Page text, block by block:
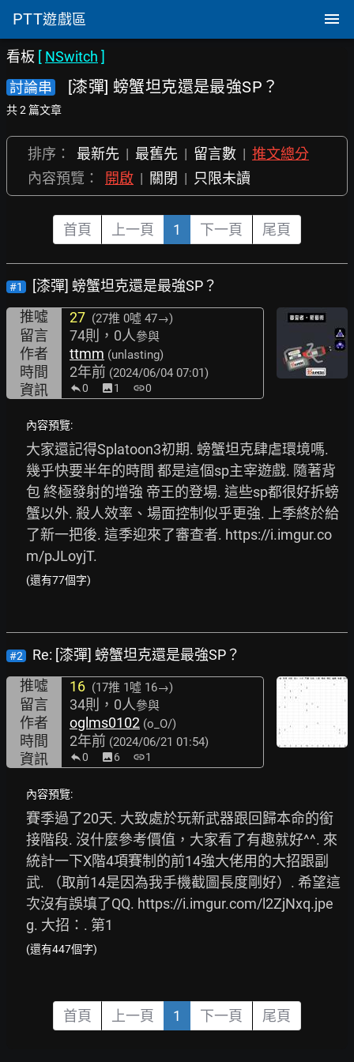
PTT遊戲區
看板 [ NSwitch ]
討論串
[漆彈] 螃蟹坦克還是最強SP？
共 2 篇文章
排序： 最新先 | 最舊先 | 留言數 | 推文總分
內容預覽：
開啟 | 關閉 | 只限未讀
首頁 上一頁 1 下一頁 尾頁
#1
[漆彈] 螃蟹坦克還是最強SP？
推噓
27 (27推 0噓 47→)
留言 74則，0人參與
作者 ttmm (unlasting)
時間 2年前 (2024/06/04 07:01)
資訊 0 image1 link0
內容預覽:
大家還記得Splatoon3初期. 螃蟹坦克肆虐環境嗎.
幾乎快要半年的時間 都是這個sp主宰遊戲. 隨著背
包 終極發射的增強 帝王的登場. 這些sp都很好拆螃
蟹以外. 殺人效率、場面控制似乎更強. 上季終於給
了新一把後. 這季迎來了審查者. https://i.imgur.co
m/pJLoyjT.
(還有77個字)
#2
Re: [漆彈] 螃蟹坦克還是最強SP？
推噓
16 (17推 1噓 16→)
留言 34則，0人參與
作者 oglms0102 (o_O/)
時間 2年前 (2024/06/21 01:54)
資訊 0 image6 link1
內容預覽:
賽季過了20天. 大致處於玩新武器跟回歸本命的銜
接階段. 沒什麼參考價值，大家看了有趣就好^^. 來
統計一下X階4項賽制的前14強大佬用的大招跟副
武. （取前14是因為我手機截圖長度剛好）. 希望這
次沒有誤填了QQ. https://i.imgur.com/l2ZjNxq.jpe
g. 大招：. 第1
(還有447個字)
首頁 上一頁 1 下一頁 尾頁